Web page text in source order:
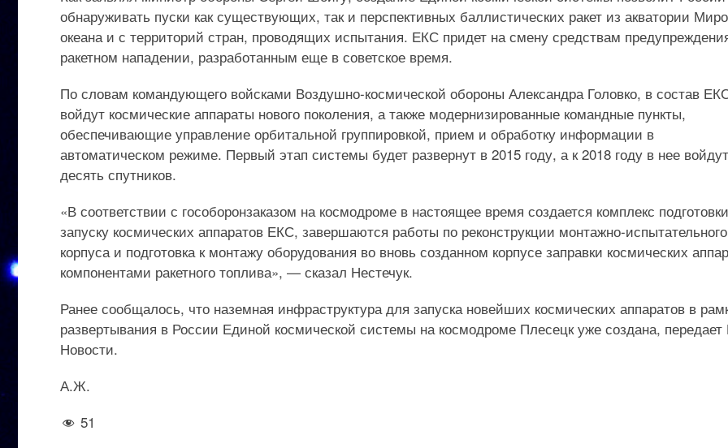
обнаруживать пуски как существующих, так и перспективных баллистических ракет из акватории
океана и с территорий стран, проводящих испытания. ЕКС придет на смену средствам
ракетном нападении, разработанным еще в советское время.
По словам командующего войсками Воздушно-космической обороны Александра Головко, в состав
войдут космические аппараты нового поколения, а также модернизированные командные пункты,
обеспечивающие управление орбитальной группировкой, прием и обработку информации в
автоматическом режиме. Первый этап системы будет развернут в 2015 году, а к 2018 году в нее войдут
десять спутников.
«В соответствии с гособоронзаказом на космодроме в настоящее время создается комплекс
запуску космических аппаратов ЕКС, завершаются работы по реконструкции монтажно-испытательного
корпуса и подготовка к монтажу оборудования во вновь созданном корпусе заправки космических
компонентами ракетного топлива», — сказал Нестечук.
Ранее сообщалось, что наземная инфраструктура для запуска новейших космических аппаратов в
развертывания в России Единой космической системы на космодроме Плесецк уже создана,
Новости.
А.Ж.
51